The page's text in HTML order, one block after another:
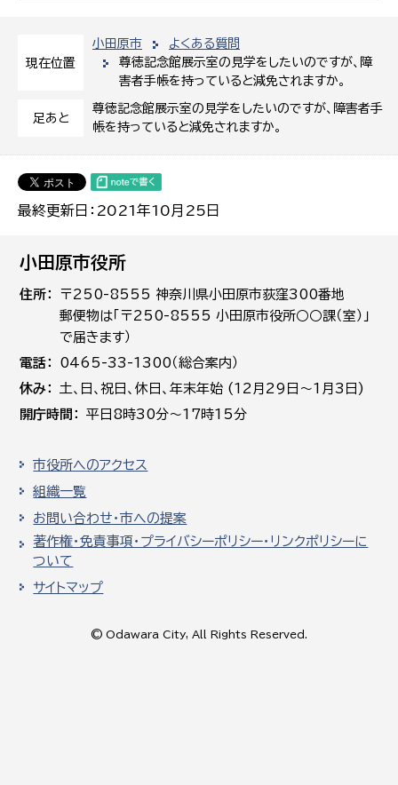
現在位置
小田原市
よくある質問
尊徳記念館展示室の見学をしたいのですが、障
害者手帳を持っていると減免されますか。
足あと
尊徳記念館展示室の見学をしたいのですが、障害者手
帳を持っていると減免されますか。
最終更新日：2021年10月25日
小田原市役所
住所
〒250-8555 神奈川県小田原市荻窪300番地
郵便物は「〒250-8555 小田原市役所○○課（室）」
で届きます）
電話
0465-33-1300（総合案内）
休み
土､日､祝日、休日、年末年始 (12月29日～1月3日)
開庁時間
平日8時30分～17時15分
市役所へのアクセス
組織一覧
お問い合わせ・市への提案
著作権・免責事項・プライバシーポリシー・リンクポリシーに
ついて
サイトマップ
© Odawara City, All Rights Reserved.